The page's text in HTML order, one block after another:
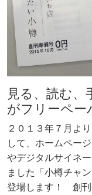
見る、読む
がフリーペー
２０１３年７月よ
して、ホームペー
やデジタルサイネ
ました「小樽チャ
登場します！ 創刊